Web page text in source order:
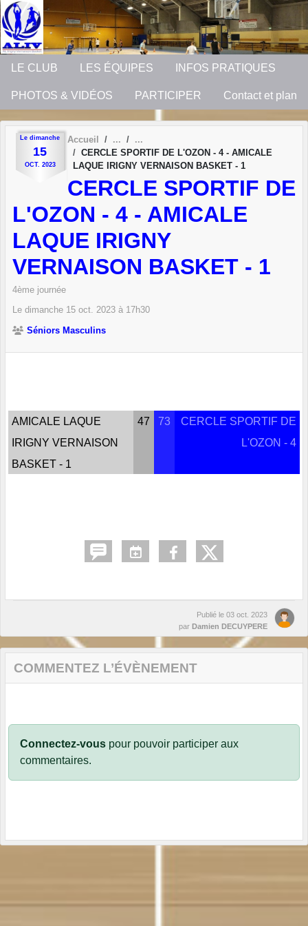
LE CLUB LES ÉQUIPES INFOS PRATIQUES
PHOTOS & VIDÉOS PARTICIPER Contact et plan
Le dimanche
15
OCT. 2023
Accueil
CERCLE SPORTIF DE L'OZON - 4 - AMICALE
LAQUE IRIGNY VERNAISON BASKET - 1
CERCLE SPORTIF DE
L'OZON - 4 - AMICALE
LAQUE IRIGNY
VERNAISON BASKET - 1
4ème journée
Le dimanche 15 oct. 2023 à 17h30
Séniors Masculins
AMICALE LAQUE
IRIGNY VERNAISON
BASKET - 1
47 73
CERCLE SPORTIF DE
L'OZON - 4
Publié le 03 oct. 2023
par Damien DECUYPERE
COMMENTEZ L’ÉVÈNEMENT
Connectez-vous pour pouvoir participer aux
commentaires.
Panneau de gestion des cookies